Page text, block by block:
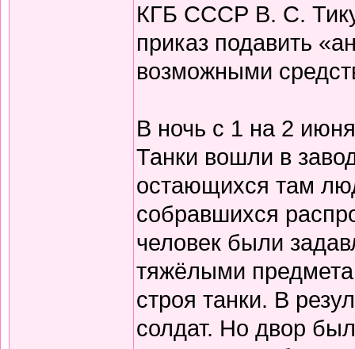
КГБ СССР В. С.
приказ подавить
возможными
В ночь с 1 на 2
Танки вошли в
остающихся там
собравшихся
человек были
тяжёлыми
строя танки. В
солдат. Но двор